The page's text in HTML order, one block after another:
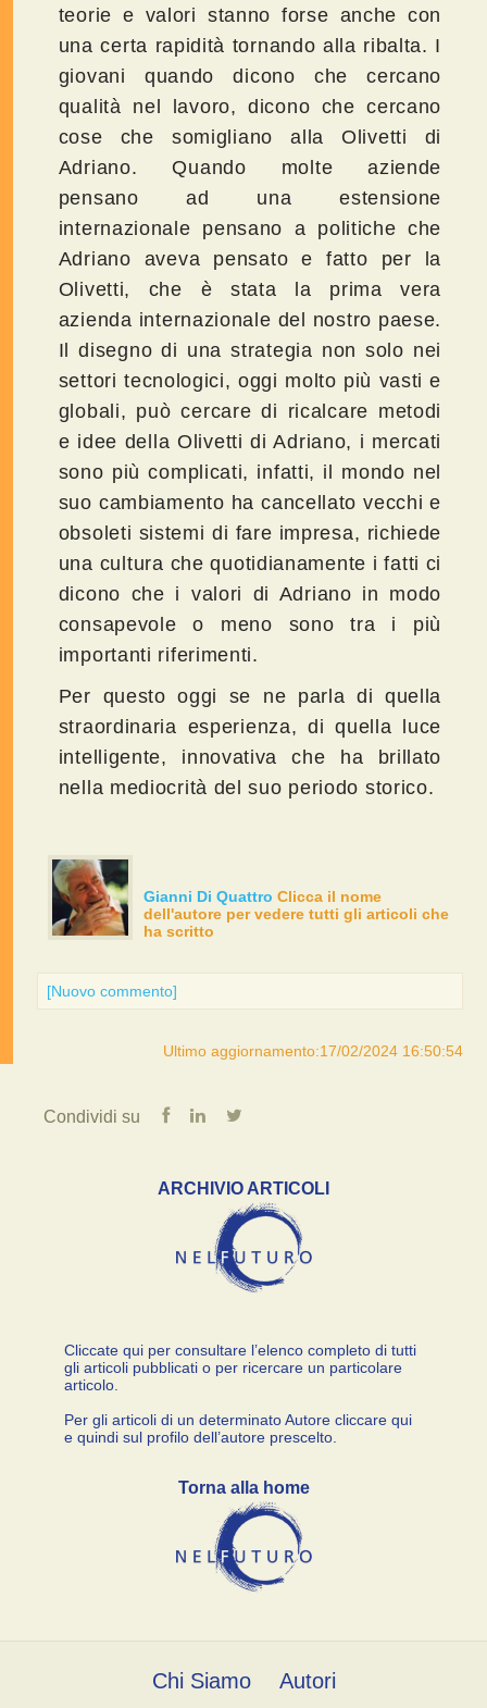
teorie e valori stanno forse anche con
una certa rapidità tornando alla ribalta. I
giovani quando dicono che cercano
qualità nel lavoro, dicono che cercano
cose che somigliano alla Olivetti di
Adriano. Quando molte aziende
pensano ad una estensione
internazionale pensano a politiche che
Adriano aveva pensato e fatto per la
Olivetti, che è stata la prima vera
azienda internazionale del nostro paese.
Il disegno di una strategia non solo nei
settori tecnologici, oggi molto più vasti e
globali, può cercare di ricalcare metodi
e idee della Olivetti di Adriano, i mercati
sono più complicati, infatti, il mondo nel
suo cambiamento ha cancellato vecchi e
obsoleti sistemi di fare impresa, richiede
una cultura che quotidianamente i fatti ci
dicono che i valori di Adriano in modo
consapevole o meno sono tra i più
importanti riferimenti.
Per questo oggi se ne parla di quella
straordinaria esperienza, di quella luce
intelligente, innovativa che ha brillato
nella mediocrità del suo periodo storico.
Gianni Di Quattro Clicca il nome
dell'autore per vedere tutti gli articoli che
ha scritto
[Nuovo commento]
Ultimo aggiornamento:17/02/2024 16:50:54
Condividi su
ARCHIVIO ARTICOLI
Cliccate qui per consultare l’elenco completo di tutti
gli articoli pubblicati o per ricercare un particolare
articolo.
Per gli articoli di un determinato Autore cliccare qui
e quindi sul profilo dell’autore prescelto.
Torna alla home
Chi Siamo Autori